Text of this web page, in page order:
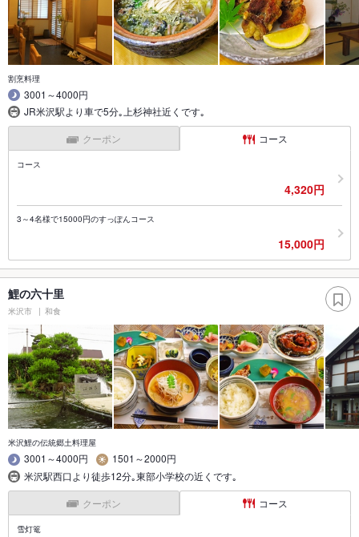
割烹料理
3001～4000円
JR米沢駅より車で5分｡上杉神社近くです｡
クーポン コース
コース
4,320円
3～4名様で15000円のすっぽんコース
15,000円
鯉の六十里
米沢市 和食
米沢鯉の伝統郷土料理屋
3001～4000円
1501～2000円
米沢駅西口より徒歩12分｡東部小学校の近くです｡
クーポン コース
雪灯篭